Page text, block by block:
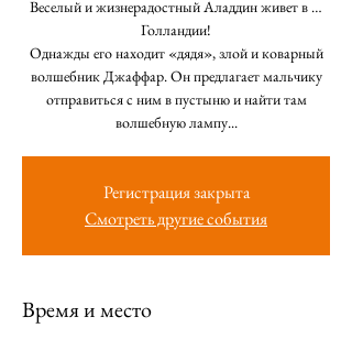
Веселый и жизнерадостный Аладдин живет в …
Голландии!
Однажды его находит «дядя», злой и коварный
волшебник Джаффар. Он предлагает мальчику
отправиться с ним в пустыню и найти там
волшебную лампу...
Регистрация закрыта
Смотреть другие события
Время и место